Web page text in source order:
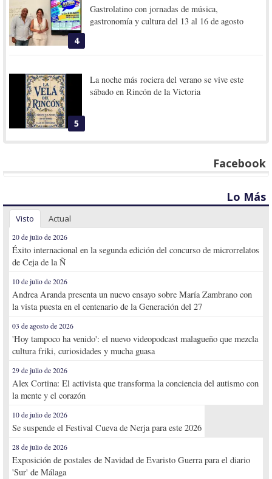
4
Gastrolatino con jornadas de música,
gastronomía y cultura del 13 al 16 de agosto
5
La noche más rociera del verano se vive este
sábado en Rincón de la Victoria
Facebook
Lo Más
Visto Actual
20 de julio de 2026
Éxito internacional en la segunda edición del concurso de microrrelatos
de Ceja de la Ñ
10 de julio de 2026
Andrea Aranda presenta un nuevo ensayo sobre María Zambrano con
la vista puesta en el centenario de la Generación del 27
03 de agosto de 2026
'Hoy tampoco ha venido': el nuevo videopodcast malagueño que mezcla
cultura friki, curiosidades y mucha guasa
29 de julio de 2026
Alex Cortina: El activista que transforma la conciencia del autismo con
la mente y el corazón
10 de julio de 2026
Se suspende el Festival Cueva de Nerja para este 2026
28 de julio de 2026
Exposición de postales de Navidad de Evaristo Guerra para el diario
'Sur' de Málaga